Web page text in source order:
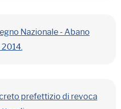
Nazionale - Abano
prefettizio di revoca